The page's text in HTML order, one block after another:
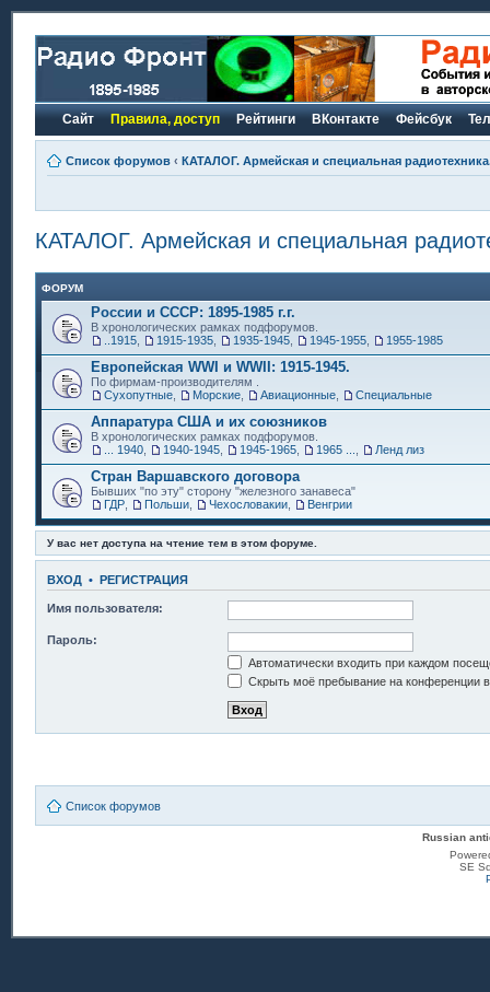
Сайт Правила, доступ Рейтинги ВКонтакте Фейсбук
Список форумов ‹ КАТАЛОГ. Армейская и специальная
КАТАЛОГ. Армейская и специальная
ФОРУМ
России и СССР: 1895-1985 г.г.
В хронологических рамках подфорумов.
..1915
1915-1935 1935-1945 1945-1955 1955-1985
Европейская WWI и WWII: 1915-1945.
По фирмам-производителям .
Сухопутные
Морские Авиационные Специальные
Аппаратура США и их союзников
В хронологических рамках подфорумов.
... 1940
1940-1945 1945-1965 1965 ... Ленд лиз
Стран Варшавского договора
Бывших "по эту" сторону "железного занавеса"
ГДР
Польши Чехословакии Венгрии
У вас нет доступа на чтение тем в этом форуме.
ВХОД • РЕГИСТРАЦИЯ
Имя пользователя:
Пароль:
Автоматически входить при каждом
Скрыть моё пребывание на конференции в
Список форумов
Russian
SE